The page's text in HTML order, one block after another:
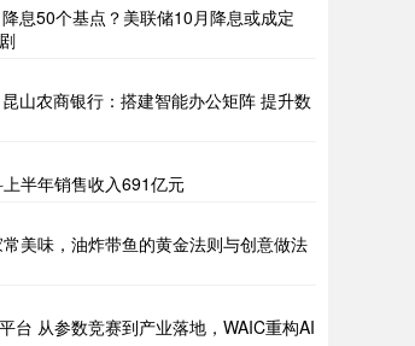
息50个基点？美联储10月降息或成定
山农商银行：搭建智能办公矩阵 提升数
半年销售收入691亿元
美味，油炸带鱼的黄金法则与创意做法
台 从参数竞赛到产业落地，WAIC重构AI